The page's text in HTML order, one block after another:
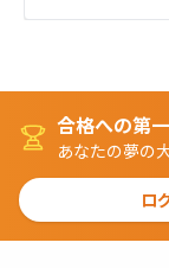
合格への第
あなたの夢の
ロ